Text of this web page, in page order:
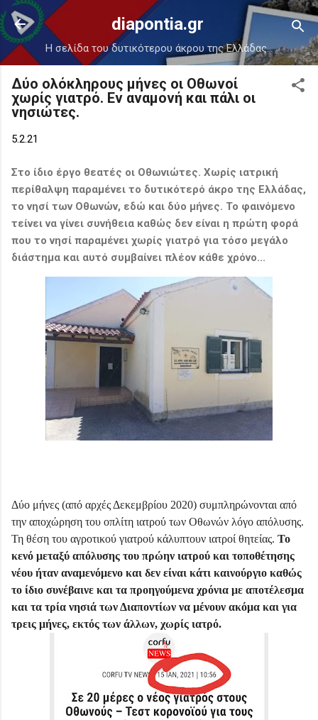
Μετάβαση στο κύριο περιεχόμενο
diapontia.gr
Η σελίδα του δυτικότερου άκρου της Ελλάδας.
Δύο ολόκληρους μήνες οι Οθωνοί
χωρίς γιατρό. Εν αναμονή και πάλι οι
νησιώτες.
5.2.21
Στο ίδιο έργο θεατές οι Οθωνιώτες. Χωρίς ιατρική
περίθαλψη παραμένει το δυτικότερό άκρο της Ελλάδας,
το νησί των Οθωνών, εδώ και δύο μήνες. Το φαινόμενο
τείνει να γίνει συνήθεια καθώς δεν είναι η πρώτη φορά
που το νησί παραμένει χωρίς γιατρό για τόσο μεγάλο
διάστημα και αυτό συμβαίνει πλέον κάθε χρόνο...
Δύο μήνες (από αρχές Δεκεμβρίου 2020) συμπληρώνονται από
την αποχώρηση του οπλίτη ιατρού των Οθωνών λόγο απόλυσης.
Τη θέση του αγροτικού γιατρού κάλυπτουν ιατροί θητείας. Το
κενό μεταξύ απόλυσης του πρώην ιατρού και τοποθέτησης
νέου ήταν αναμενόμενο και δεν είναι κάτι καινούργιο καθώς
το ίδιο συνέβαινε και τα προηγούμενα χρόνια με αποτέλεσμα
και τα τρία νησιά των Διαποντίων να μένουν ακόμα και για
τρεις μήνες, εκτός των άλλων, χωρίς ιατρό.